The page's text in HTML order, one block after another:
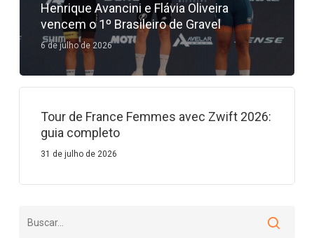
Henrique Avancini e Flávia Oliveira
vencem o 1º Brasileiro de Gravel
6 de julho de 2026
Tour de France Femmes avec Zwift 2026:
guia completo
31 de julho de 2026